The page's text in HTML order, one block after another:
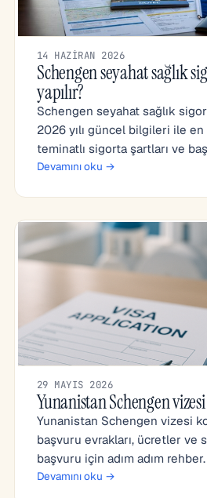
14 HAZIRAN 2026
Schengen seyahat sağlık
yapılır?
Schengen seyahat sağlık
2026 yılı güncel bilgileri ile
teminatlı sigorta şartları ve
Devamını oku →
29 MAYIS 2026
Yunanistan Schengen
Yunanistan Schengen vizesi
başvuru evrakları, ücretler ve
başvuru için adım adım rehber.
Devamını oku →